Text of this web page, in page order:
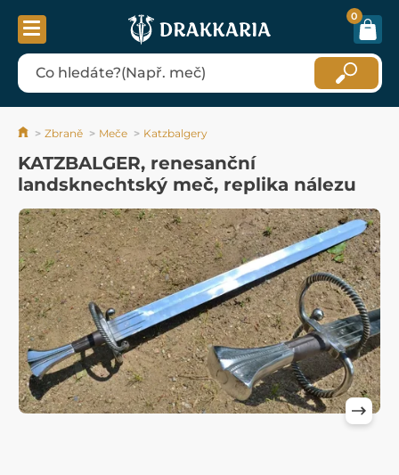
0
Zbraně Meče Katzbalgery
KATZBALGER, renesanční
landsknechtský meč, replika nálezu